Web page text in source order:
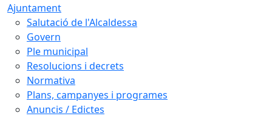
Ajuntament
Salutació de l'Alcaldessa
Govern
Ple municipal
Resolucions i decrets
Normativa
Plans, campanyes i programes
Anuncis / Edictes